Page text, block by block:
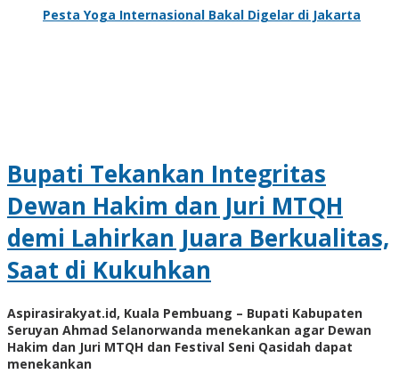
Pesta Yoga Internasional Bakal Digelar di Jakarta
Bupati Tekankan Integritas
Dewan Hakim dan Juri MTQH
demi Lahirkan Juara Berkualitas,
Saat di Kukuhkan
Aspirasirakyat.id, Kuala Pembuang – Bupati Kabupaten
Seruyan Ahmad Selanorwanda menekankan agar Dewan
Hakim dan Juri MTQH dan Festival Seni Qasidah dapat
menekankan